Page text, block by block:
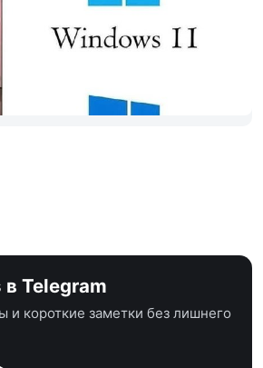
Telegram
и короткие заметки без лишнего